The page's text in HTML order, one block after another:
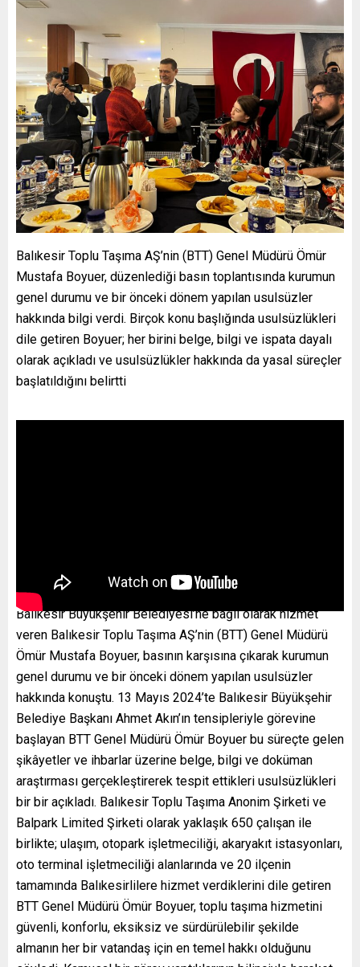
Balıkesir Toplu Taşıma AŞ’nin (BTT) Genel Müdürü Ömür
Mustafa Boyuer, düzenlediği basın toplantısında kurumun
genel durumu ve bir önceki dönem yapılan usulsüzler
hakkında bilgi verdi. Birçok konu başlığında usulsüzlükleri
dile getiren Boyuer; her birini belge, bilgi ve ispata dayalı
olarak açıkladı ve usulsüzlükler hakkında da yasal süreçler
başlatıldığını belirtti
Balıkesir Büyükşehir Belediyesi’ne bağlı olarak hizmet
veren Balıkesir Toplu Taşıma AŞ’nin (BTT) Genel Müdürü
Ömür Mustafa Boyuer, basının karşısına çıkarak kurumun
genel durumu ve bir önceki dönem yapılan usulsüzler
hakkında konuştu. 13 Mayıs 2024’te Balıkesir Büyükşehir
Belediye Başkanı Ahmet Akın’ın tensipleriyle görevine
başlayan BTT Genel Müdürü Ömür Boyuer bu süreçte gelen
şikâyetler ve ihbarlar üzerine belge, bilgi ve doküman
araştırması gerçekleştirerek tespit ettikleri usulsüzlükleri
bir bir açıkladı. Balıkesir Toplu Taşıma Anonim Şirketi ve
Balpark Limited Şirketi olarak yaklaşık 650 çalışan ile
birlikte; ulaşım, otopark işletmeciliği, akaryakıt istasyonları,
oto terminal işletmeciliği alanlarında ve 20 ilçenin
tamamında Balıkesirlilere hizmet verdiklerini dile getiren
BTT Genel Müdürü Ömür Boyuer, toplu taşıma hizmetini
güvenli, konforlu, eksiksiz ve sürdürülebilir şekilde
almanın her bir vatandaş için en temel hakkı olduğunu